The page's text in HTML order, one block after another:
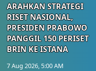
ARAHKAN STRATEGI
RISET NASIONAL,
PRESIDEN PRABOWO
PANGGIL 150 PERISET
BRIN KE ISTANA
7 Aug 2026, 5:00 AM